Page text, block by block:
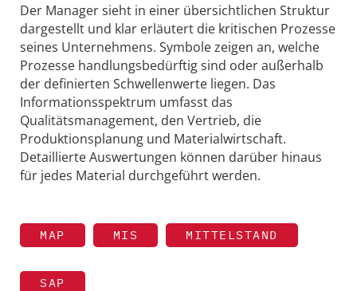
Der Manager sieht in einer übersichtlichen Struktur
dargestellt und klar erläutert die kritischen Prozesse
seines Unternehmens. Symbole zeigen an, welche
Prozesse handlungsbedürftig sind oder außerhalb
der definierten Schwellenwerte liegen. Das
Informationsspektrum umfasst das
Qualitätsmanagement, den Vertrieb, die
Produktionsplanung und Materialwirtschaft.
Detaillierte Auswertungen können darüber hinaus
für jedes Material durchgeführt werden.
MAP MIS MITTELSTAND
SAP